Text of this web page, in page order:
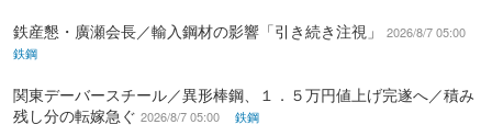
鉄産懇・廣瀬会長／輸入鋼材の影響「引き続き注視」
2026/8/7 05:00
鉄鋼
関東デーバースチール／異形棒鋼、１．５万円値上げ完遂へ／積み
残し分の転嫁急ぐ 2026/8/7 05:00 鉄鋼